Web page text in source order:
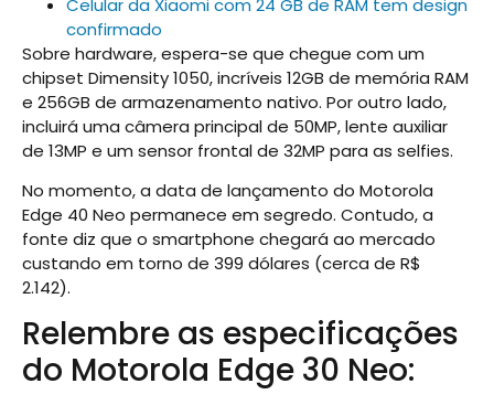
confirmado
Sobre hardware, espera-se que chegue com um
chipset Dimensity 1050, incríveis 12GB de memória RAM
e 256GB de armazenamento nativo. Por outro lado,
incluirá uma câmera principal de 50MP, lente auxiliar
de 13MP e um sensor frontal de 32MP para as selfies.
No momento, a data de lançamento do Motorola
Edge 40 Neo permanece em segredo. Contudo, a
fonte diz que o smartphone chegará ao mercado
custando em torno de 399 dólares (cerca de R$
2.142).
Relembre as especificações
do Motorola Edge 30 Neo: